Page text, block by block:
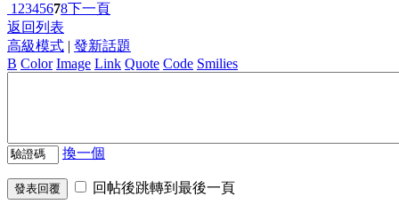
1 2345678下一頁
返回列表
高級模式 | 發新話題
B Color Image Link Quote Code Smilies
換一個
發表回覆 回帖後跳轉到最後一頁